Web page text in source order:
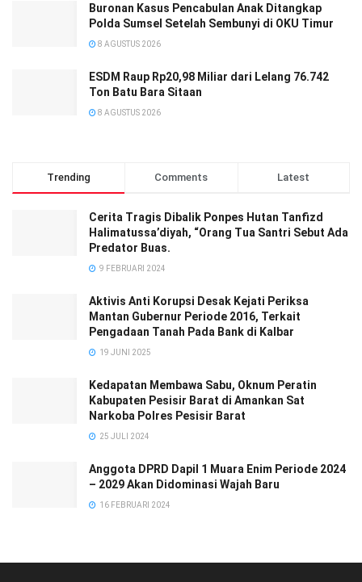
Buronan Kasus Pencabulan Anak Ditangkap
Polda Sumsel Setelah Sembunyi di OKU Timur
8 AGUSTUS 2026
ESDM Raup Rp20,98 Miliar dari Lelang 76.742
Ton Batu Bara Sitaan
8 AGUSTUS 2026
Trending Comments Latest
Cerita Tragis Dibalik Ponpes Hutan Tanfizd
Halimatussa’diyah, “Orang Tua Santri Sebut Ada
Predator Buas.
9 FEBRUARI 2024
Aktivis Anti Korupsi Desak Kejati Periksa
Mantan Gubernur Periode 2016, Terkait
Pengadaan Tanah Pada Bank di Kalbar
19 JUNI 2025
Kedapatan Membawa Sabu, Oknum Peratin
Kabupaten Pesisir Barat di Amankan Sat
Narkoba Polres Pesisir Barat
25 JULI 2024
Anggota DPRD Dapil 1 Muara Enim Periode 2024
– 2029 Akan Didominasi Wajah Baru
16 FEBRUARI 2024